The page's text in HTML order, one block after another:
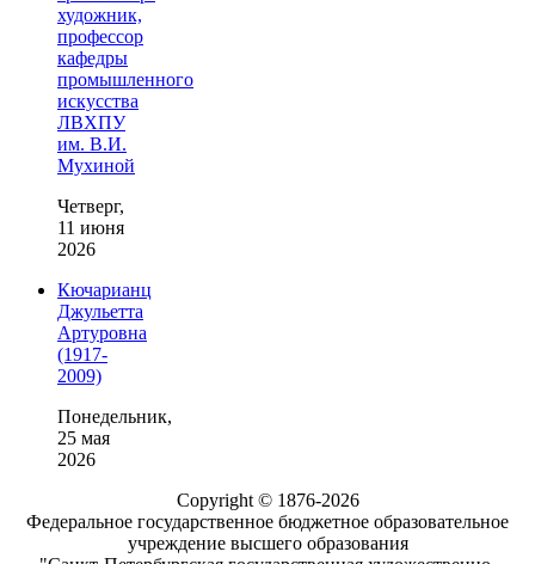
художник,
профессор
кафедры
промышленного
искусства
ЛВХПУ
им. В.И.
Мухиной
Четверг,
11 июня
2026
Кючарианц
Джульетта
Артуровна
(1917-
2009)
Понедельник,
25 мая
2026
Copyright © 1876-2026
Федеральное государственное бюджетное образовательное
учреждение высшего образования